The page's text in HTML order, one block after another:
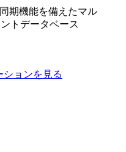
期機能を備えたマル
トデータベース
ションを見る